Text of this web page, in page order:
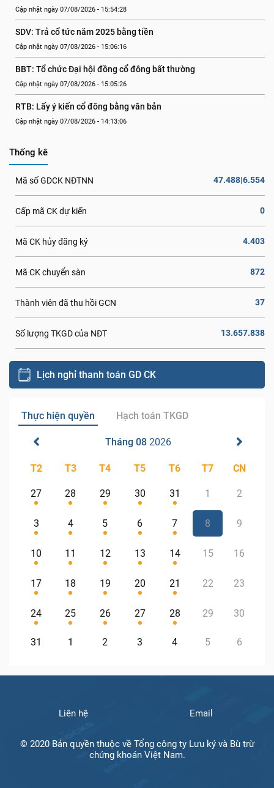
Cập nhật ngày 07/08/2026 - 15:54:28
SDV: Trả cổ tức năm 2025 bằng tiền
Cập nhật ngày 07/08/2026 - 15:06:16
BBT: Tổ chức Đại hội đồng cổ đông bất thường
Cập nhật ngày 07/08/2026 - 15:05:26
RTB: Lấy ý kiến cổ đông bằng văn bản
Cập nhật ngày 07/08/2026 - 14:13:06
Thống kê
Mã số GDCK NĐTNN 47.488|6.554
Cấp mã CK dự kiến 0
Mã CK hủy đăng ký 4.403
Mã CK chuyển sàn 872
Thành viên đã thu hồi GCN 37
Số lượng TKGD của NĐT 13.657.838
Lịch nghỉ thanh toán GD CK
Thực hiện quyền Hạch toán TKGD
Tháng 08 2026
T2 T3 T4 T5 T6 T7 CN
27 28 29 30 31 1 2
3 4 5 6 7 8 9
10 11 12 13 14 15 16
17 18 19 20 21 22 23
24 25 26 27 28 29 30
31 1 2 3 4 5 6
Liên hệ Email
© 2020 Bản quyền thuộc về Tổng công ty Lưu ký và Bù trừ
chứng khoán Việt Nam.